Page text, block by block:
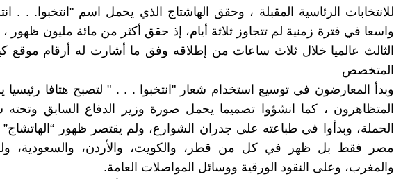
للانتخابات الرئاسية المقبلة ، وحقق الهاشتاج الذي يحمل اسم "انتخبوا. . .
واسعا في فترة زمنية لم تتجاوز ثلاثة أيام، إذ حقق أكثر من مائة مليون ظهور ،
الثالث عالميا خلال ثلاث ساعات من إطلاقه وفق ما أشارت له أرقام موقع
المتخصص
وبدأ المعارضون في توسيع استخدام شعار "انتخبوا . . . " لتصبح هتافا رئيسيا
المتظاهرون ، كما انشؤوا تصميما يحمل صورة وزير الدفاع السابق وتحته
الحملة، وبدأوا في طباعته على جدران الشوارع، ولم يقتصر ظهور
مصر فقط بل ظهر في كل من قطر، والكويت، والأردن، والسعودية،
والمغرب، وعلى النقود الورقية ووسائل المواصلات العامة.